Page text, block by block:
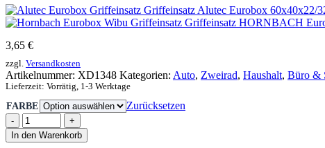
Griffeinsatz Alutec Eurobox 60x40x22/
Griffeinsatz HORNBACH
3,65 €
zzgl. Versandkosten
Artikelnummer: XD1348 Kategorien: Auto, Zweirad, Haushalt, Büro &
Lieferzeit: Vorrätig, 1-3 Werktage
FARBE Zurücksetzen
-
+
In den Warenkorb